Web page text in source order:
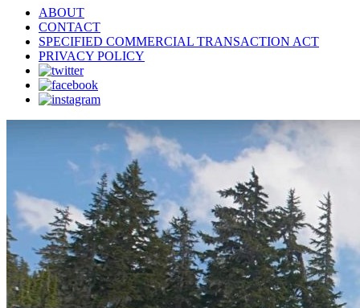
ABOUT
CONTACT
SPECIFIED COMMERCIAL TRANSACTION ACT
PRIVACY POLICY